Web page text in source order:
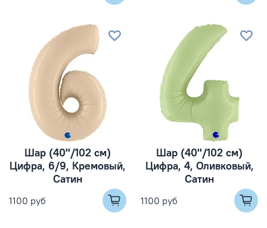
Шар (40''/102 см)
Цифра, 6/9, Кремовый,
Сатин
1100 руб
Шар (40''/102 см)
Цифра, 4, Оливковый,
Сатин
1100 руб